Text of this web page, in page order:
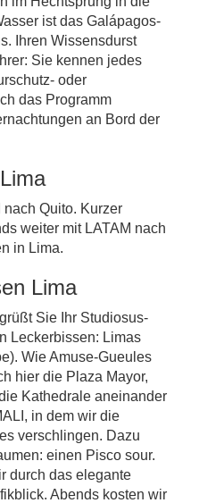
ist das Galápagos-
Ihren Wissensdurst
Sie kennen jedes
oder
das Programm
an Bord der
Quito. Kurzer
weiter mit LATAM nach
in Lima.
Lima
Sie Ihr Studiosus-
Leckerbissen: Limas
Wie Amuse-Gueules
hier die Plaza Mayor,
Kathedrale aneinander
in dem wir die
verschlingen. Dazu
einen Pisco sour.
durch das elegante
Abends kosten wir